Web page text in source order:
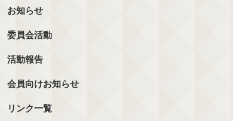
お知らせ
委員会活動
活動報告
会員向けお知らせ
リンク一覧